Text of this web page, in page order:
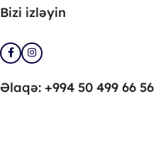
Bizi izləyin
Əlaqə: +994 50 499 66 56